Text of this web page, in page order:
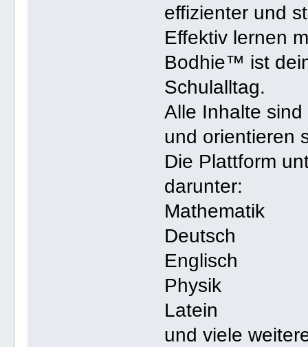
effizienter und
Effektiv lernen
Bodhie™ ist
Schulalltag.
Alle Inhalte
und orientieren
Die Plattform
darunter:
Mathematik
Deutsch
Englisch
Physik
Latein
und viele